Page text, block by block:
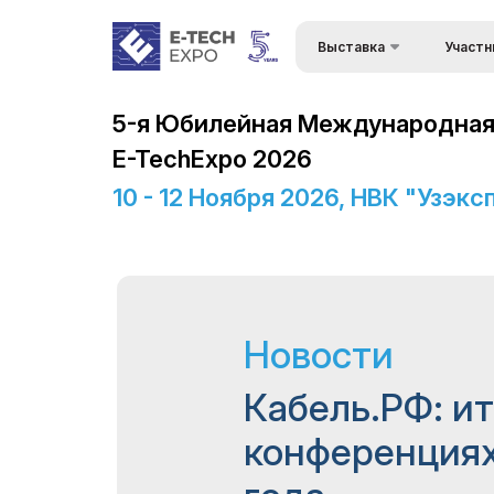
Выставка
Разделы выставки
ExpoDaily
Информационная
поддержка
Программа мероприятий
Станьте
Доставка
5-я Юбилейная Международная
E-TechExpo 2026
10 - 12 Ноября 2026, НВК
Новости
Кабель.РФ: